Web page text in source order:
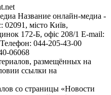
Название онлайн-медиа -
02091, місто Київ,
172-Б, офіс 208/1 E-mail:
Телефон: 044-205-43-00
06068
размещённых на
ссылки на
со страницы «Новости